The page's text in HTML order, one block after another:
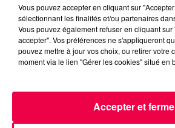
INFOS
Vous pouvez accepter en cliquant sur
sélectionnant les finalités et/ou partenaires
Vous pouvez également refuser en cliquant
accepter". Vos préférences ne s'appliqueront
pouvez mettre à jour vos choix, ou retirer votre
moment via le lien "Gérer les cookies" situé en
Accepter et